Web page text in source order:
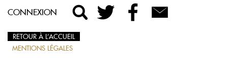
CONNEXION
RETOUR À L’ACCUEIL
MENTIONS LÉGALES